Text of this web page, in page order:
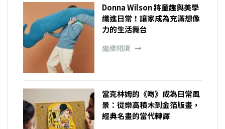
Donna Wilson 將童趣與美學
織進日常！讓家成為充滿想像
力的生活舞台
繼續閱讀
當克林姆的《吻》成為日常風
景：從樂高積木到金箔版畫，
經典名畫的當代轉譯